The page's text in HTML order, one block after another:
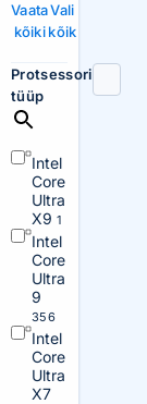
Vaata
kõiki
Vali
kõik
Protsessori
tüüp
Intel
Core
Ultra
X91
Intel
Core
Ultra
9
356
Intel
Core
Ultra
X7